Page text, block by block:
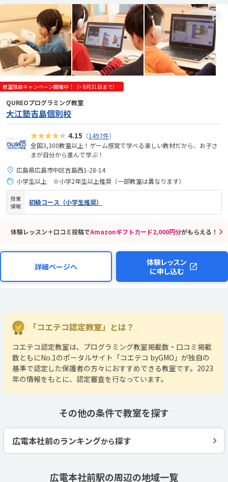
教室独自キャンペーン開催中！（~ 8月31日まで）
QUREOプログラミング教室
大江塾吉島個別校
★★★★★ 4.15 （1497件）
全国3,300教室以上！ゲーム感覚で学べる楽しい教材だから、お子さ
まが自分から進んで学ぶ！
広島県広島市中区吉島西1-28-14
小学生以上 ※小学2年生以上推奨（一部教室は異なります）
授業
情報
初級コース（小学生推奨）
体験レッスン＋口コミ投稿でAmazonギフトカード2,000円分がもらえる！
詳細ページへ
体験レッスン
に申し込む
「コエテコ認定教室」とは？
コエテコ認定教室は、プログラミング教室掲載数・口コミ掲載
数ともにNo.1のポータルサイト「コエテコ byGMO」が独自の
基準で認定した保護者の方々におすすめできる教室です。2023
年の情報をもとに、認定審査を行なっています。
その他の条件で教室を探す
広電本社前のランキングから探す
広電本社前駅の周辺の地域一覧